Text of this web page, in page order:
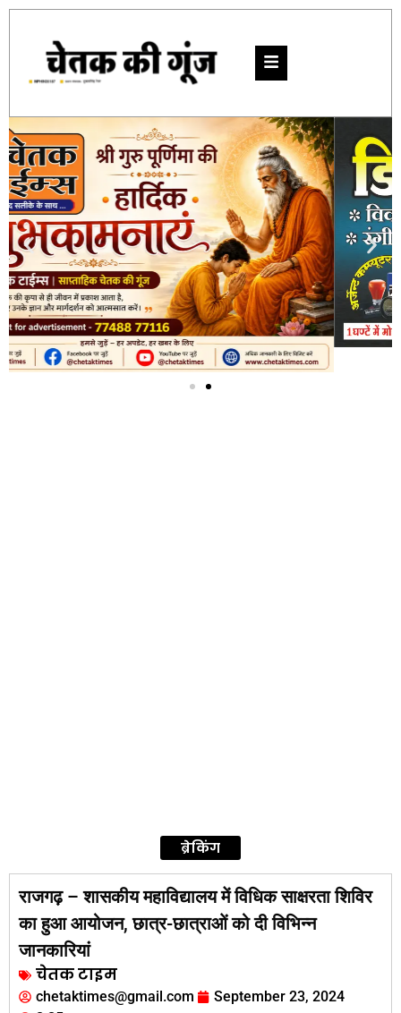
ब्रेकिंग
राजगढ़ – शासकीय महाविद्यालय में विधिक साक्षरता शिविर
का हुआ आयोजन, छात्र-छात्राओं को दी विभिन्न
जानकारियां
चेतक टाइम
chetaktimes@gmail.com
September 23, 2024